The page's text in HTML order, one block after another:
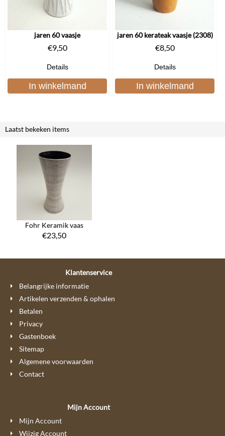
jaren 60 vaasje
€9,50
Details
In winkelmand
jaren 60 kerateak vaasje (2308)
€8,50
Details
In winkelmand
Laatst bekeken items
Fohr Keramik vaas
€23,50
Klantenservice
Belangrijke informatie
Artikelen verzenden & ophalen
Betalen
Privacy
Gastenboek
Sitemap
Algemene voorwaarden
Contact
Mijn Account
Mijn Account
Wijzig Account